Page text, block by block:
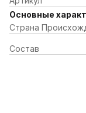
Основные
Страна
Состав